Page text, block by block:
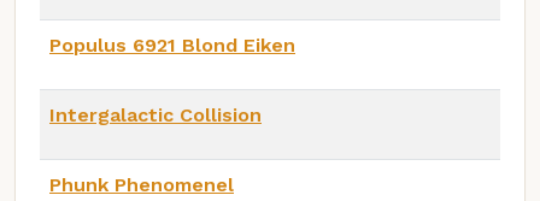
Populus 6921 Blond Eiken
Intergalactic Collision
Phunk Phenomenel